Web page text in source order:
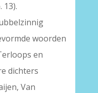
13).
woorden
en
dichters
Van